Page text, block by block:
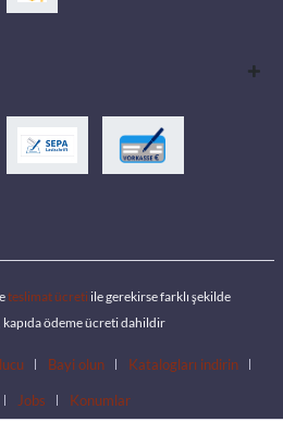
teslimat ücreti ile gerekirse farklı şekilde
ödeme ücreti dahildir
Bayi olun Katalogları indirin
Jobs Konumlar